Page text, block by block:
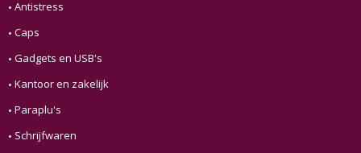
Antistress
Caps
Gadgets en USB's
Kantoor en zakelijk
Paraplu's
Schrijfwaren